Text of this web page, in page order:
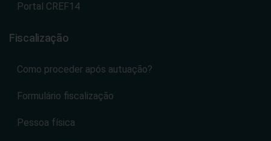
Portal CREF14
Fiscalização
Como proceder após autuação?
Formulário fiscalização
Pessoa física